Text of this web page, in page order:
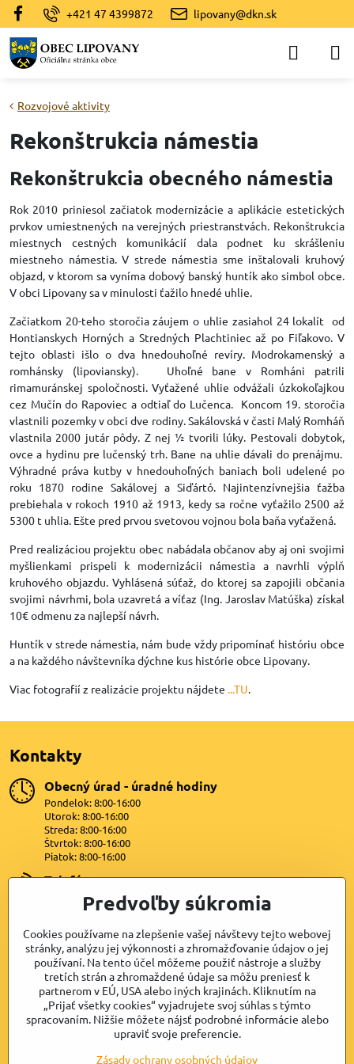
+421 47 4399872 lipovany@dkn.sk
Rozvojové aktivity
Rekonštrukcia námestia
Rekonštrukcia obecného námestia
Rok 2010 priniesol začiatok modernizácie a aplikácie estetických
prvkov umiestnených na verejných priestranstvách. Rekonštrukcia
miestnych cestných komunikácií dala podnet ku skrášleniu
miestneho námestia. V strede námestia sme inštalovali kruhový
objazd, v ktorom sa vyníma dobový banský huntík ako simbol obce.
V obci Lipovany sa v minulosti ťažilo hnedé uhlie.
Začiatkom 20-teho storočia záujem o uhlie zasiahol 24 lokalít od
Hontianskych Horných a Stredných Plachtiniec až po Fiľakovo. V
tejto oblasti išlo o dva hnedouhoľné revíry. Modrokamenský a
romhánsky (lipoviansky). Uhoľné bane v Romháni patrili
rimamuránskej spoločnosti. Vyťažené uhlie odvážali úzkokoľajkou
cez Mučín do Rapoviec a odtiaľ do Lučenca. Koncom 19. storočia
vlastnili pozemky v obci dve rodiny. Sakálovská v časti Malý Romháň
vlastnila 2000 jutár pôdy. Z nej ½ tvorili lúky. Pestovali dobytok,
ovce a hydinu pre lučenský trh. Bane na uhlie dávali do prenájmu.
Výhradné práva kutby v hnedouhoľných baniach boli udelené po
roku 1870 rodine Sakálovej a Siďártó. Najintenzívnejšia ťažba
prebiehala v rokoch 1910 až 1913, kedy sa ročne vyťažilo 2500 až
5300 t uhlia. Ešte pred prvou svetovou vojnou bola baňa vyťažená.
Pred realizáciou projektu obec nabádala občanov aby aj oni svojimi
myšlienkami prispeli k modernizácii námestia a navrhli výplň
kruhového objazdu. Vyhlásená súťaž, do ktorej sa zapojili občania
svojimi návrhmi, bola uzavretá a víťaz (Ing. Jaroslav Matúška) získal
10€ odmenu za najlepší návrh.
Huntík v strede námestia, nám bude vždy pripomínať históriu obce
a na každého návštevníka dýchne kus histórie obce Lipovany.
Viac fotografií z realizácie projektu nájdete ...TU.
Kontakty
Obecný úrad - úradné hodiny
Pondelok: 8:00-16:00
Utorok: 8:00-16:00
Streda: 8:00-16:00
Štvrtok: 8:00-16:00
Piatok: 8:00-16:00
Telefón
+421 47 4399872
lipovany@dkn.sk
Facebook
Samospráva
Užitočné odkazy
Predvoľby súkromia
Cookies používame na zlepšenie vašej návštevy tejto webovej
stránky, analýzu jej výkonnosti a zhromažďovanie údajov o jej
používaní. Na tento účel môžeme použiť nástroje a služby
tretích strán a zhromaždené údaje sa môžu preniesť k
partnerom v EÚ, USA alebo iných krajinách. Kliknutím na
„Prijať všetky cookies“ vyjadrujete svoj súhlas s týmto
spracovaním. Nižšie môžete nájsť podrobné informácie alebo
upraviť svoje preferencie.
Zásady ochrany osobných údajov